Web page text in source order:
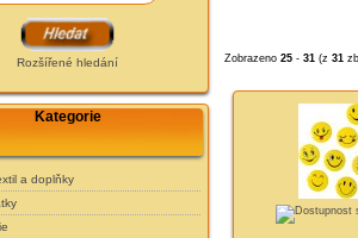
Rozšířené hledání
Kategorie
a doplňky
Zobrazeno 25- 31 (z 31